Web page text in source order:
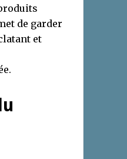
de garder
et